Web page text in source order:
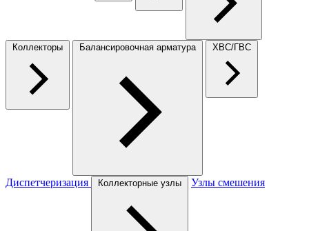
Коллекторы Балансировочная арматура ХВС/ГВС
Диспетчеризация Коллекторные узлы Узлы смешения